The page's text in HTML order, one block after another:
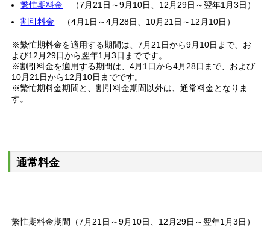
繁忙期料金 （7月21日～9月10日、12月29日～翌年1月3日）
割引料金 （4月1日～4月28日、10月21日～12月10日）
※繁忙期料金を適用する期間は、7月21日から9月10日まで、お
よび12月29日から翌年1月3日までです。
※割引料金を適用する期間は、4月1日から4月28日まで、および
10月21日から12月10日までです。
※繁忙期料金期間と、割引料金期間以外は、通常料金となりま
す。
通常料金
繁忙期料金期間（7月21日～9月10日、12月29日～翌年1月3日）